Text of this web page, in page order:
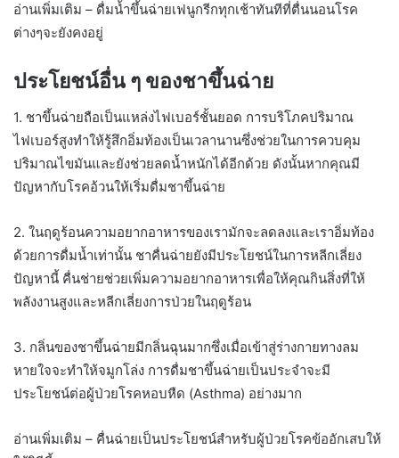
อ่านเพิ่มเติม – ดื่มน้ำขึ้นฉ่ายเฟนูกรีกทุกเช้าทันทีที่ตื่นนอนโรค
ต่างๆจะยังคงอยู่
ประโยชน์อื่น ๆ ของชาขึ้นฉ่าย
1. ชาขึ้นฉ่ายถือเป็นแหล่งไฟเบอร์ชั้นยอด การบริโภคปริมาณ
ไฟเบอร์สูงทำให้รู้สึกอิ่มท้องเป็นเวลานานซึ่งช่วยในการควบคุม
ปริมาณไขมันและยังช่วยลดน้ำหนักได้อีกด้วย ดังนั้นหากคุณมี
ปัญหากับโรคอ้วนให้เริ่มดื่มชาขึ้นฉ่าย
2. ในฤดูร้อนความอยากอาหารของเรามักจะลดลงและเราอิ่มท้อง
ด้วยการดื่มน้ำเท่านั้น ชาคื่นฉ่ายยังมีประโยชน์ในการหลีกเลี่ยง
ปัญหานี้ คื่นช่ายช่วยเพิ่มความอยากอาหารเพื่อให้คุณกินสิ่งที่ให้
พลังงานสูงและหลีกเลี่ยงการป่วยในฤดูร้อน
3. กลิ่นของชาขึ้นฉ่ายมีกลิ่นฉุนมากซึ่งเมื่อเข้าสู่ร่างกายทางลม
หายใจจะทำให้จมูกโล่ง การดื่มชาขึ้นฉ่ายเป็นประจำจะมี
ประโยชน์ต่อผู้ป่วยโรคหอบหืด (Asthma) อย่างมาก
อ่านเพิ่มเติม – คื่นฉ่ายเป็นประโยชน์สำหรับผู้ป่วยโรคข้ออักเสบให้